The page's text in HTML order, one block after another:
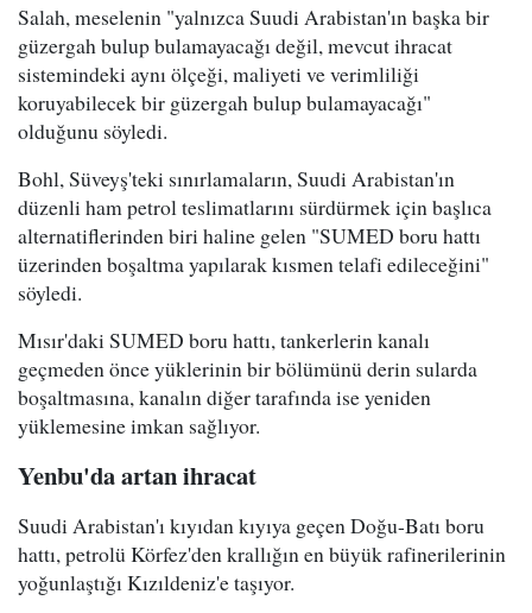
Salah, meselenin "yalnızca Suudi Arabistan'ın başka bir
güzergah bulup bulamayacağı değil, mevcut ihracat
sistemindeki aynı ölçeği, maliyeti ve verimliliği
koruyabilecek bir güzergah bulup bulamayacağı"
olduğunu söyledi.
Bohl, Süveyş'teki sınırlamaların, Suudi Arabistan'ın
düzenli ham petrol teslimatlarını sürdürmek için başlıca
alternatiflerinden biri haline gelen "SUMED boru hattı
üzerinden boşaltma yapılarak kısmen telafi edileceğini"
söyledi.
Mısır'daki SUMED boru hattı, tankerlerin kanalı
geçmeden önce yüklerinin bir bölümünü derin sularda
boşaltmasına, kanalın diğer tarafında ise yeniden
yüklemesine imkan sağlıyor.
Yenbu'da artan ihracat
Suudi Arabistan'ı kıyıdan kıyıya geçen Doğu-Batı boru
hattı, petrolü Körfez'den krallığın en büyük rafinerilerinin
yoğunlaştığı Kızıldeniz'e taşıyor.